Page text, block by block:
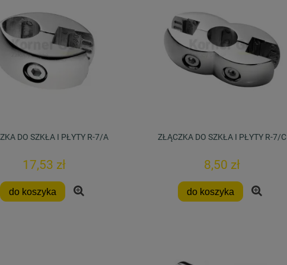
DO SZKŁA I PŁYTY R-7/A
17,53 zł
do koszyka
ZŁĄCZKA DO SZKŁA I PŁYTY R-7/C
8,50 zł
do koszyka